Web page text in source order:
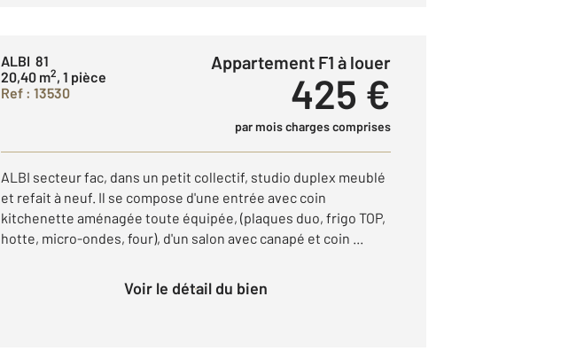
ALBI 81
20,40 m2, 1 pièce
Ref : 13530
Appartement F1 à louer
425 €
par mois charges comprises
ALBI secteur fac, dans un petit collectif, studio duplex meublé
et refait à neuf. Il se compose d'une entrée avec coin
kitchenette aménagée toute équipée, (plaques duo, frigo TOP,
hotte, micro-ondes, four), d'un salon avec canapé et coin ...
Voir le détail du bien